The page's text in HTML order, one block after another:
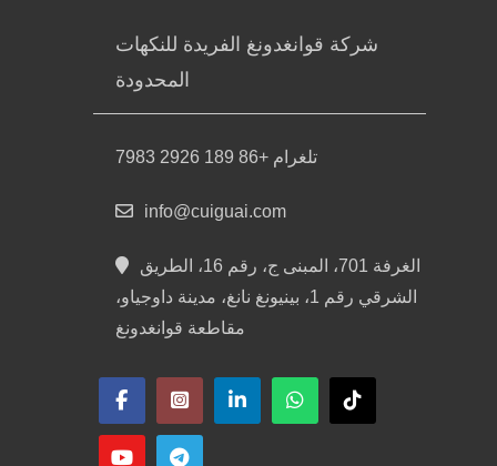
شركة قوانغدونغ الفريدة للنكهات
المحدودة
تلغرام +86 189 2926 7983
info@cuiguai.com
الغرفة 701، المبنى ج، رقم 16، الطريق
الشرقي رقم 1، بينيونغ نانغ، مدينة داوجياو،
مقاطعة قوانغدونغ